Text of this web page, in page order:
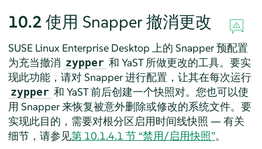
10.2 使用 Snapper 撤消更改
SUSE Linux Enterprise Desktop 上的 Snapper 预配置
为充当撤消 zypper 和 YaST 所做更改的工具。要实
现此功能，请对 Snapper 进行配置，让其在每次运行
zypper 和 YaST 前后创建一个快照对。您也可以使
用 Snapper 来恢复被意外删除或修改的系统文件。要
实现此目的，需要对根分区启用时间线快照 — 有关
细节，请参见第 10.1.4.1 节 “禁用/启用快照”。